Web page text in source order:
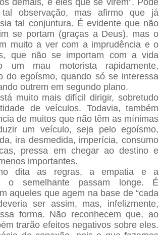
observação, mas afirmo que já
tal conjuntura. É evidente que não
se portam (graças a Deus), mas o
muito a ver com a imprudência e o
que não se importam com a vida
um mau motorista rapidamente,
do egoísmo, quando só se interessa
outrem em segundo plano.
muito mais difícil dirigir, sobretudo
de veículos. Todavia, também
de muitos que não têm as mínimas
um veículo, seja pelo egoísmo,
ira desmedida, imperícia, consumo
pressa em chegar ao destino e
importantes.
dita as regras, a empatia e a
o semelhante passam longe. É
aqueles que agem na base de “cada
ser assim, mas, infelizmente,
forma. Não reconhecem que, ao
trarão efeitos negativos sobre eles.